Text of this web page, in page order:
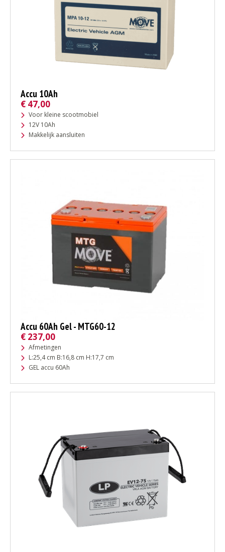
Accu 10Ah
€ 47,00
Voor kleine scootmobiel
12V 10Ah
Makkelijk aansluiten
Accu 60Ah Gel - MTG60-12
€ 237,00
Afmetingen
L:25,4 cm B:16,8 cm H:17,7 cm
GEL accu 60Ah